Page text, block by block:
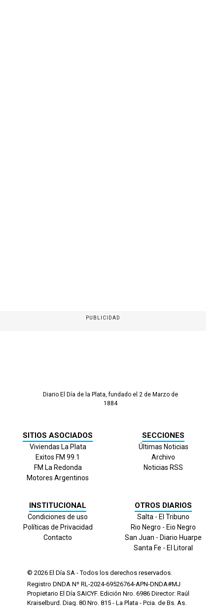
PUBLICIDAD
Diario El Día de la Plata, fundado el 2 de Marzo de
1884
SITIOS ASOCIADOS
Viviendas La Plata
Exitos FM 99.1
FM La Redonda
Motores Argentinos
SECCIONES
Últimas Noticias
Archivo
Noticias RSS
INSTITUCIONAL
Condiciones de uso
Políticas de Privacidad
Contacto
OTROS DIARIOS
Salta - El Tribuno
Rio Negro - Eio Negro
San Juan - Diario Huarpe
Santa Fe - El Litoral
© 2026 El Día SA - Todos los derechos reservados.
Registro DNDA Nº RL-2024-69526764-APN-DNDA#MJ
Propietario El Día SAICYF. Edición Nro. 6986 Director: Raúl
Kraiselburd. Diag. 80 Nro. 815 - La Plata - Pcia. de Bs. As.